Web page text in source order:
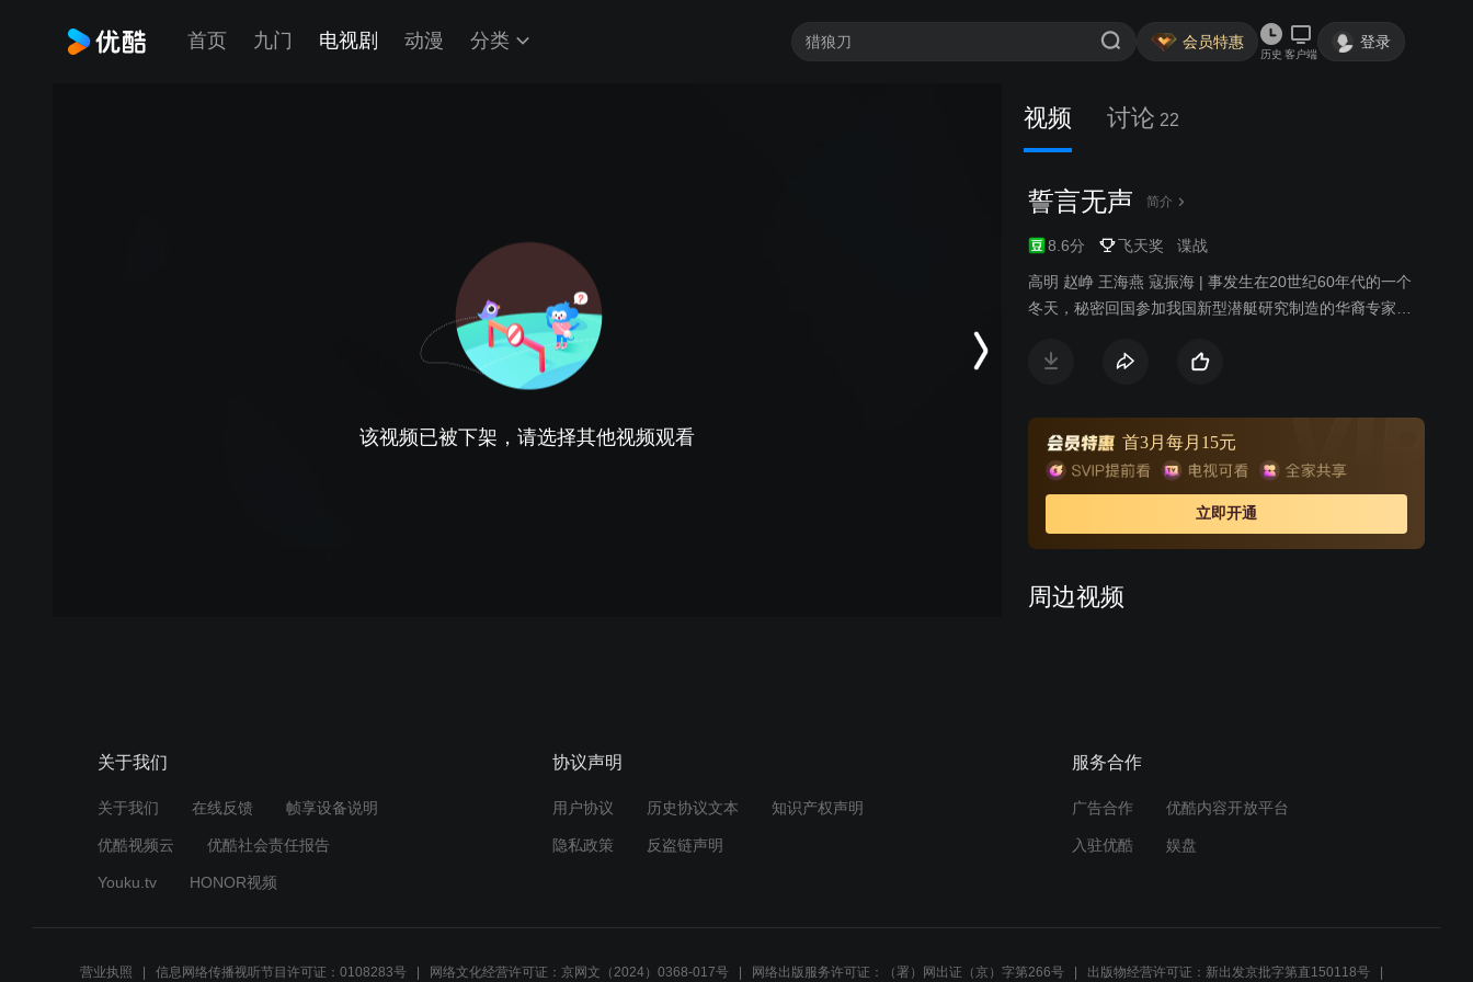
首页 九门 电视剧 动漫 分类 会员特惠
历史 客户端
登录
该视频已被下架，请选择其他视频观看
视频 讨论 22
誓言无声 简介
8.6分 飞天奖 谍战
高明 赵峥 王海燕 寇振海 | 事发生在20世纪60年代的一个
冬天，秘密回国参加我国新型潜艇研究制造的华裔专家，
查找内部存在的间谍，目标是我方的潜艇项目和协助工作
过一番斗智斗勇的生死较量，许子风他们的三人小组使敌
人的阴谋均以失败告终，成功抓获了长期潜伏的间谍范仕
成，保证了华裔专家的安全和潜艇项目的顺利完成。
首3月每月15元
立即开通
周边视频
00:49
关于我们
关于我们 在线反馈 帧享设备说明
优酷视频云 优酷社会责任报告
Youku.tv HONOR视频
协议声明
用户协议 历史协议文本 知识产权声明
隐私政策 反盗链声明
服务合作
广告合作 优酷内容开放平台
入驻优酷 娱盘
营业执照 信息网络传播视听节目许可证：0108283号 网络文化经营许可证：京网文（2024）0368-017号 网络出版服务许可证：（署）网出证（京）字第266号 出版物经营许可证：新出发京批字第直150118号